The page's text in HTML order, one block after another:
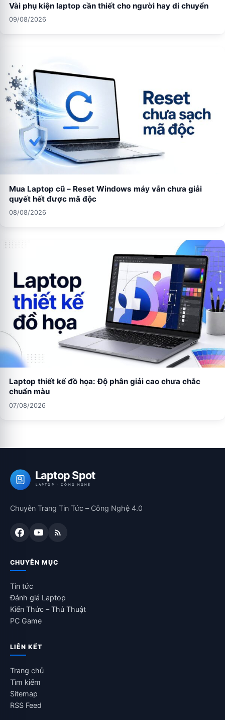
Vài phụ kiện laptop cần thiết cho người hay di chuyển
09/08/2026
Mua Laptop cũ – Reset Windows máy vẫn chưa giải
quyết hết được mã độc
08/08/2026
Laptop thiết kế đồ họa: Độ phân giải cao chưa chắc
chuẩn màu
07/08/2026
Laptop Spot
LAPTOP · CÔNG NGHỆ
Chuyên Trang Tin Tức – Công Nghệ 4.0
CHUYÊN MỤC
Tin tức
Đánh giá Laptop
Kiến Thức – Thủ Thuật
PC Game
LIÊN KẾT
Trang chủ
Tìm kiếm
Sitemap
RSS Feed